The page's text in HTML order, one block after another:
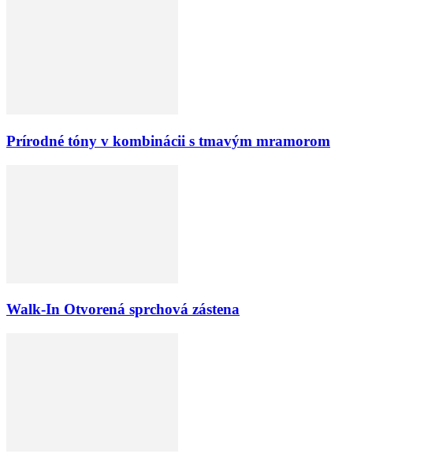
Prírodné tóny v kombinácii s tmavým mramorom
Walk-In Otvorená sprchová zástena